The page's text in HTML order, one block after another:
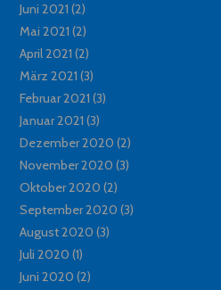
Juni 2021 (2)
Mai 2021 (2)
April 2021 (2)
März 2021 (3)
Februar 2021 (3)
Januar 2021 (3)
Dezember 2020 (2)
November 2020 (3)
Oktober 2020 (2)
September 2020 (3)
August 2020 (3)
Juli 2020 (1)
Juni 2020 (2)